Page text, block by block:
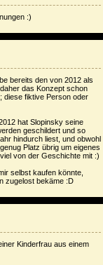
:)
bereits den von 2012 als
das Konzept schon
diese fiktive Person oder
hat Slopinsky seine
geschildert und so
hindurch liest, und obwohl
Platz übrig um eigenes
von der Geschichte mit :)
selbst kaufen könnte,
zugelost bekäme :D
Kinderfrau aus einem